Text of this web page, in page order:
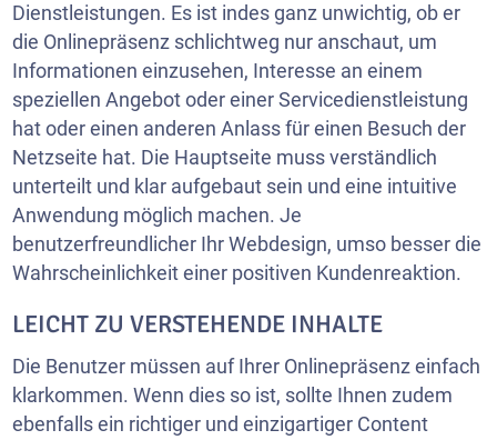
Dienstleistungen. Es ist indes ganz unwichtig, ob er
die Onlinepräsenz schlichtweg nur anschaut, um
Informationen einzusehen, Interesse an einem
speziellen Angebot oder einer Servicedienstleistung
hat oder einen anderen Anlass für einen Besuch der
Netzseite hat. Die Hauptseite muss verständlich
unterteilt und klar aufgebaut sein und eine intuitive
Anwendung möglich machen. Je
benutzerfreundlicher Ihr Webdesign, umso besser die
Wahrscheinlichkeit einer positiven Kundenreaktion.
LEICHT ZU VERSTEHENDE INHALTE
Die Benutzer müssen auf Ihrer Onlinepräsenz einfach
klarkommen. Wenn dies so ist, sollte Ihnen zudem
ebenfalls ein richtiger und einzigartiger Content